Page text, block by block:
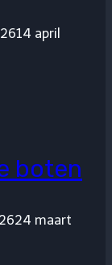
14 april
boten
24 maart